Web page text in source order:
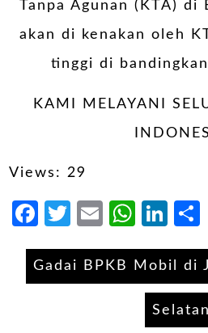
Tanpa Agunan (KTA) di
akan di kenakan oleh
tinggi di
KAMI MELAYANI
Views: 29
Facebook
Twitter
Email
Gadai BPKB Mobil di
Selatan